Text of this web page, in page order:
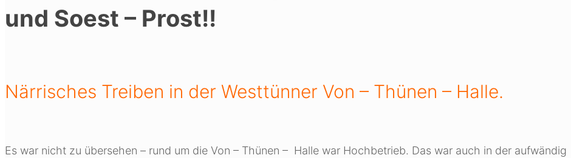
und Soest – Prost!!
Närrisches Treiben in der Westtünner Von – Thünen – Halle.
Es war nicht zu übersehen – rund um die Von – Thünen – Halle war Hochbetrieb. Das war auch in der aufwändig